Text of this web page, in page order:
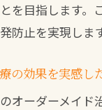
を目指します。
防止を実現します
の効果を実感し
オーダーメイド